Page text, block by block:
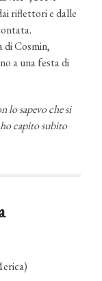
riflettori e dalle
di Cosmin,
a una festa di
lo sapevo che si
capito subito